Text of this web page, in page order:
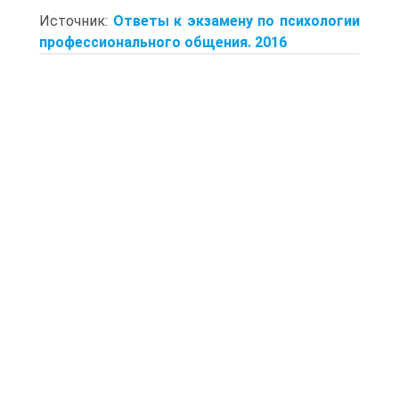
Источник: Ответы к экзамену по психологии
профессионального общения. 2016